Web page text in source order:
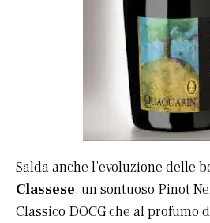
Salda anche l’evoluzione delle
Classese, un sontuoso Pinot
Classico DOCG che al profumo